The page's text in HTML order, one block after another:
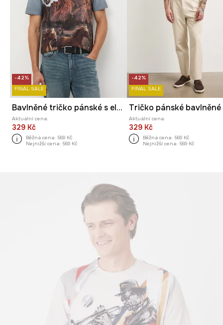
-42%
FINAL SALE
Bavlněné tričko pánské s elastanem, se vzorem
Aktuální cena:
329 Kč
Běžná cena: 569 Kč
Nejnižší cena: 569 Kč
-42%
FINAL SALE
Tričko pánské bavlněné
Aktuální cena:
329 Kč
Běžná cena: 569 Kč
Nejnižší cena: 569 Kč